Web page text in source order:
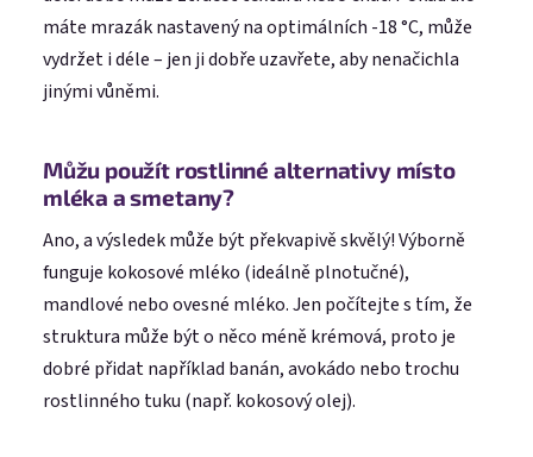
máte mrazák nastavený na optimálních -18 °C, může
vydržet i déle – jen ji dobře uzavřete, aby nenačichla
jinými vůněmi.
Můžu použít rostlinné alternativy místo
mléka a smetany?
Ano, a výsledek může být překvapivě skvělý! Výborně
funguje kokosové mléko (ideálně plnotučné),
mandlové nebo ovesné mléko. Jen počítejte s tím, že
struktura může být o něco méně krémová, proto je
dobré přidat například banán, avokádo nebo trochu
rostlinného tuku (např. kokosový olej).